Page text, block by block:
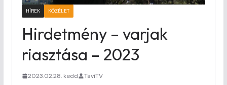
HÍREK KÖZÉLET
Hirdetmény – varjak
riasztása – 2023
2023.02.28. kedd TaviTV